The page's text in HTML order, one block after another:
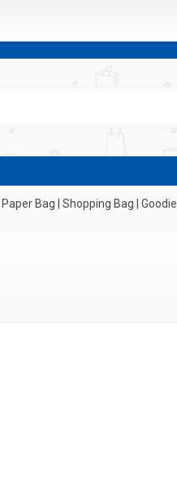
Bag | Shopping Bag | Goodie